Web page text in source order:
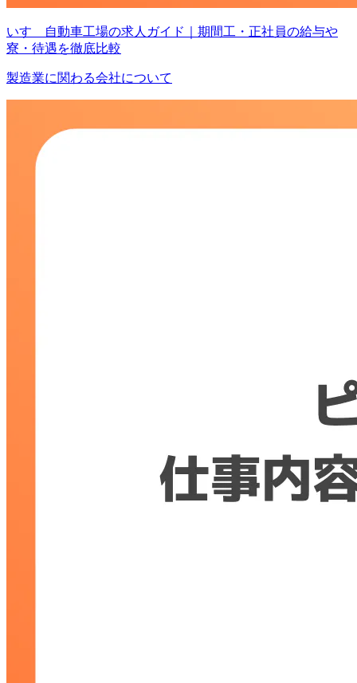
いすゞ自動車工場の求人ガイド｜期間工・正社員の給与や
寮・待遇を徹底比較
製造業に関わる会社について